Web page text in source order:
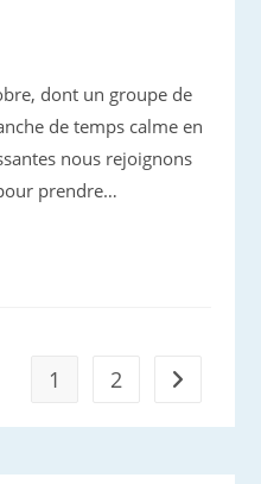
dont un groupe de
de temps calme en
nous rejoignons
prendre…
1 2 Aller à la